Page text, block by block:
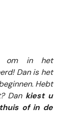
om in het
Dan is het
Hebt
Dan kiest u
of in de